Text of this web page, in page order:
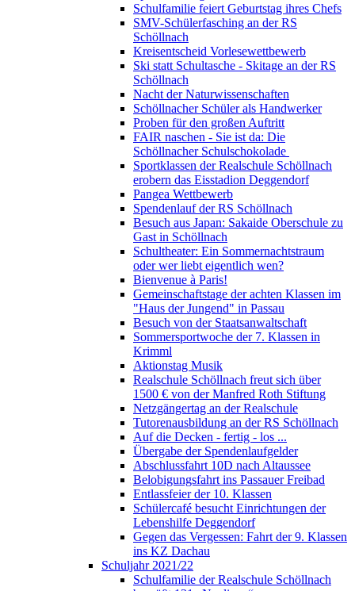
Schulfamilie feiert Geburtstag ihres Chefs
SMV-Schülerfasching an der RS
Schöllnach
Kreisentscheid Vorlesewettbewerb
Ski statt Schultasche - Skitage an der RS
Schöllnach
Nacht der Naturwissenschaften
Schöllnacher Schüler als Handwerker
Proben für den großen Auftritt
FAIR naschen - Sie ist da: Die
Schöllnacher Schulschokolade
Sportklassen der Realschule Schöllnach
erobern das Eisstadion Deggendorf
Pangea Wettbewerb
Spendenlauf der RS Schöllnach
Besuch aus Japan: Sakaide Oberschule zu
Gast in Schöllnach
Schultheater: Ein Sommernachtstraum
oder wer liebt eigentlich wen?
Bienvenue à Paris!
Gemeinschaftstage der achten Klassen im
"Haus der Jungend" in Passau
Besuch von der Staatsanwaltschaft
Sommersportwoche der 7. Klassen in
Krimml
Aktionstag Musik
Realschule Schöllnach freut sich über
1500 € von der Manfred Roth Stiftung
Netzgängertag an der Realschule
Tutorenausbildung an der RS Schöllnach
Auf die Decken - fertig - los ...
Übergabe der Spendenlaufgelder
Abschlussfahrt 10D nach Altaussee
Belobigungsfahrt ins Passauer Freibad
Entlassfeier der 10. Klassen
Schülercafé besucht Einrichtungen der
Lebenshilfe Deggendorf
Gegen das Vergessen: Fahrt der 9. Klassen
ins KZ Dachau
Schuljahr 2021/22
Schulfamilie der Realschule Schöllnach